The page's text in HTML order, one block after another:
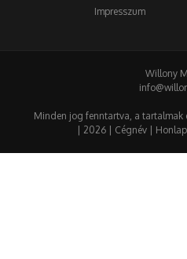
Impresszum
Willony
Minden jog fenntartva, a tartalmak
| 2026 | Cégnév |